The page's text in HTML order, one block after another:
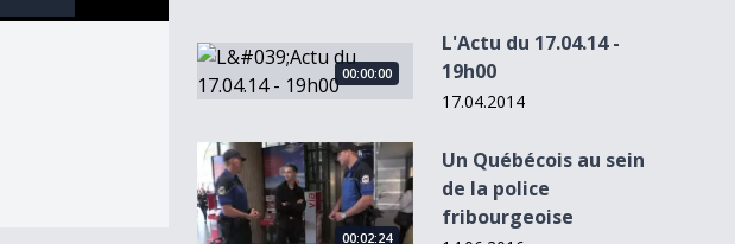
L&#039;Actu du 17.04.14 - 19h00
00:00:00
L'Actu du 17.04.14 -
19h00
17.04.2014
Un Québécois au sein de la police fribourgeoise
00:02:24
Un Québécois au sein
de la police
fribourgeoise